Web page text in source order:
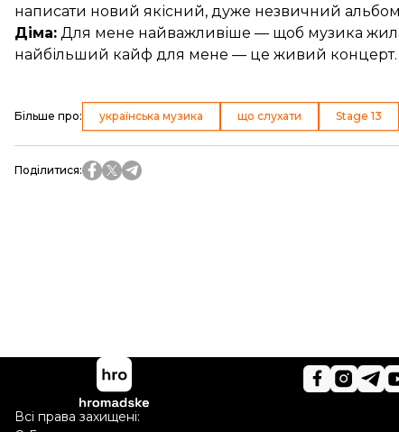
написати новий якісний, дуже незвичний
Діма: Для мене найважливіше — щоб музика
найбільший кайф для мене — це живий концерт.
Більше про: українська музика що слухати Stage 13
Поділитися:
Всі права захищені: